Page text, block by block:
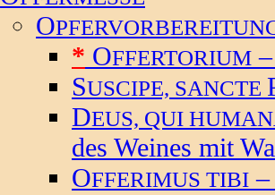
O
* OFFERTORIUM
SUSCIPE, SANCTE
DEUS, QUI
des Weines mit
OFFERIMUS TIBI –